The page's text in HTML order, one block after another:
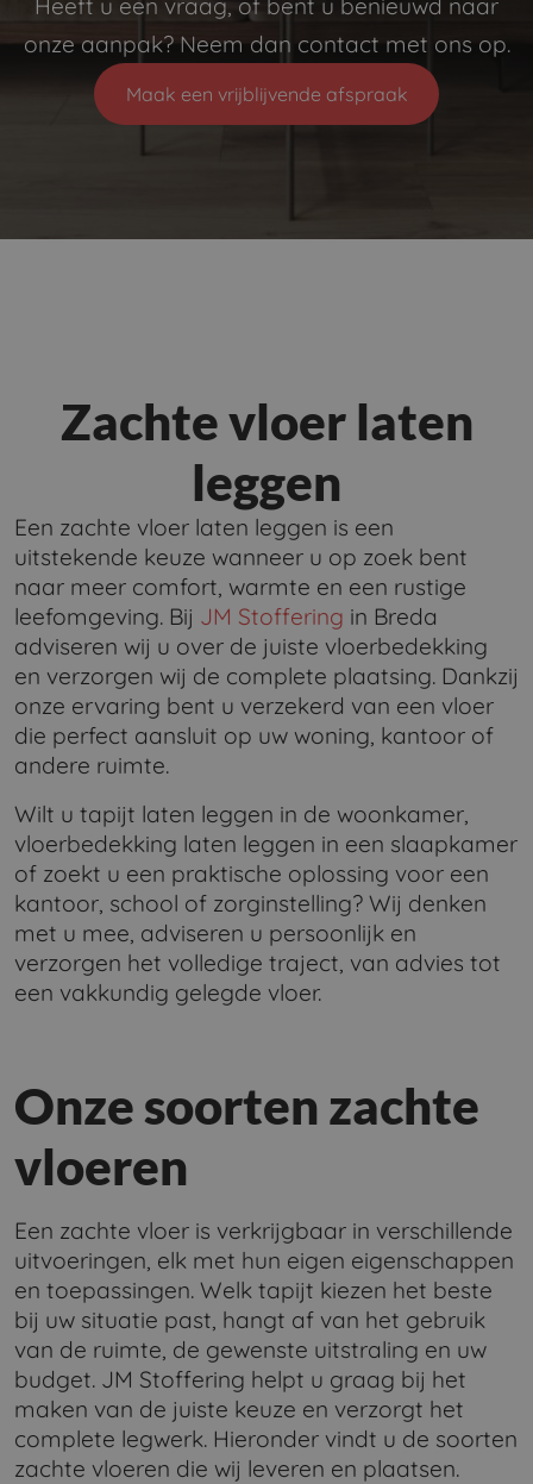
Heeft u een vraag, of bent u benieuwd naar
onze aanpak? Neem dan contact met ons op.
Maak een vrijblijvende afspraak
Zachte vloer laten
leggen
Een zachte vloer laten leggen is een
uitstekende keuze wanneer u op zoek bent
naar meer comfort, warmte en een rustige
leefomgeving. Bij JM Stoffering in Breda
adviseren wij u over de juiste vloerbedekking
en verzorgen wij de complete plaatsing. Dankzij
onze ervaring bent u verzekerd van een vloer
die perfect aansluit op uw woning, kantoor of
andere ruimte.
Wilt u tapijt laten leggen in de woonkamer,
vloerbedekking laten leggen in een slaapkamer
of zoekt u een praktische oplossing voor een
kantoor, school of zorginstelling? Wij denken
met u mee, adviseren u persoonlijk en
verzorgen het volledige traject, van advies tot
een vakkundig gelegde vloer.
Onze soorten zachte
vloeren
Een zachte vloer is verkrijgbaar in verschillende
uitvoeringen, elk met hun eigen eigenschappen
en toepassingen. Welk tapijt kiezen het beste
bij uw situatie past, hangt af van het gebruik
van de ruimte, de gewenste uitstraling en uw
budget. JM Stoffering helpt u graag bij het
maken van de juiste keuze en verzorgt het
complete legwerk. Hieronder vindt u de soorten
zachte vloeren die wij leveren en plaatsen.